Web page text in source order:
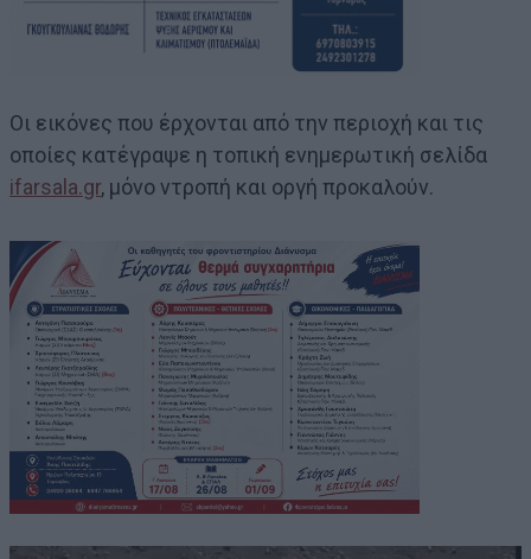
Οι εικόνες που έρχονται από την περιοχή και τις
οποίες κατέγραψε η τοπική ενημερωτική σελίδα
ifarsala.gr, μόνο ντροπή και οργή προκαλούν.